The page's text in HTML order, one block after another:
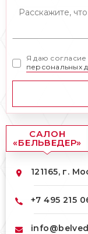
Я даю
персональных
САЛОН
«БЕЛЬВЕДЕР»
121165, г.
+7 495 215